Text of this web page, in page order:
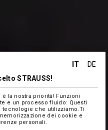
IT
DE
STRAUSS!
la nostra priorità! Funzioni
e un processo fluido: Questi
che utilizziamo.Ti
dei cookie e
personali.